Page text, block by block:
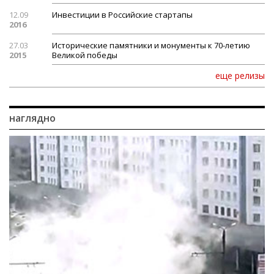
12.09
2016
Инвестиции в Российские стартапы
27.03
2015
Исторические памятники и монументы к 70-летию
Великой победы
еще релизы
наглядно